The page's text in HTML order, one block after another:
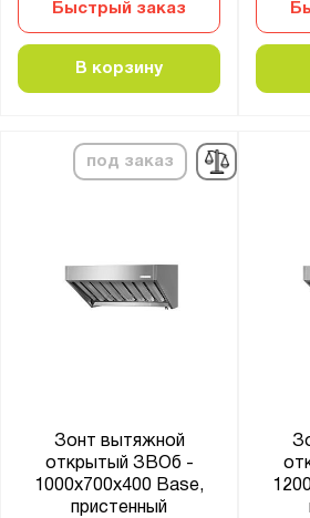
Быстрый заказ
В корзину
под заказ
Зонт вытяжной
открытый ЗВОб -
1000x700x400 Base,
пристенный
Показать